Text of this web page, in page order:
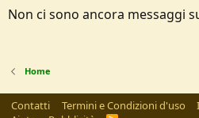
Non ci sono ancora messaggi
Home
Contatti Termini e Condizioni d'uso